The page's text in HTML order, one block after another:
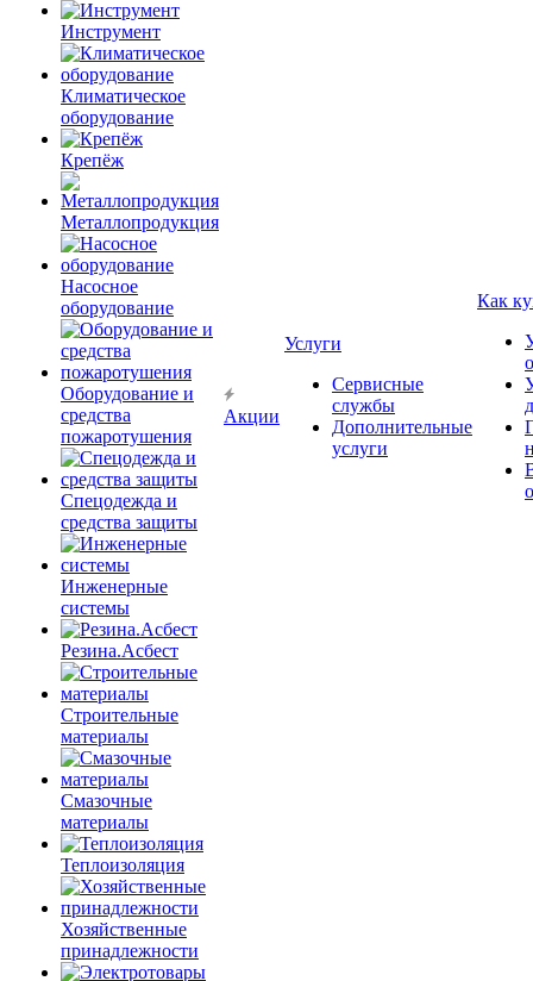
Инструмент
Климатическое
оборудование
Крепёж
Металлопродукция
Насосное
оборудование
Оборудование и
средства
пожаротушения
Спецодежда и
средства защиты
Инженерные
системы
Резина.Асбест
Строительные
материалы
Смазочные
материалы
Теплоизоляция
Хозяйственные
принадлежности
Акции
Услуги
Сервисные
службы
Дополнительные
услуги
Как